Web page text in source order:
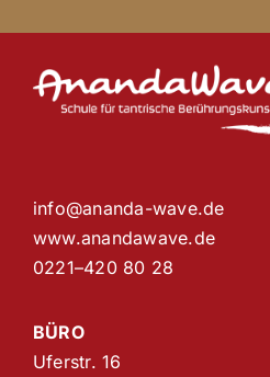
info@ananda-wave.de
www.anandawave.de
0221–420 80 28
BÜRO
Uferstr. 16